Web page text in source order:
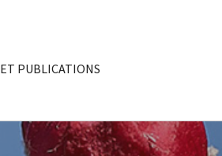
PUBLICATIONS